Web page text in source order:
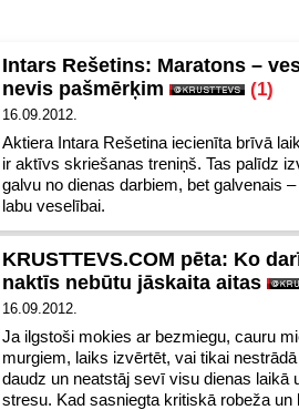
Intars Rešetins: Maratons –
nevis pašmērķim
(1)
16.09.2012.
Aktiera Intara Rešetina iecienīta brīvā
ir aktīvs skriešanas treniņš. Tas palīdz
galvu no dienas darbiem, bet galvenais
labu veselībai.
KRUSTTEVS.COM pēta: Ko
naktīs nebūtu jāskaita aitas
16.09.2012.
Ja ilgstoši mokies ar bezmiegu, cauru
murgiem, laiks izvērtēt, vai tikai
daudz un neatstāj sevī visu dienas laikā
stresu. Kad sasniegta kritiskā robeža un